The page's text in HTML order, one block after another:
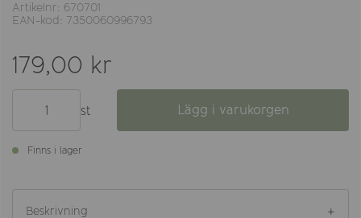
Artikelnr: 670701
EAN-kod: 7350060996793
179,00 kr
st Lägg i varukorgen
Finns i lager
Beskrivning